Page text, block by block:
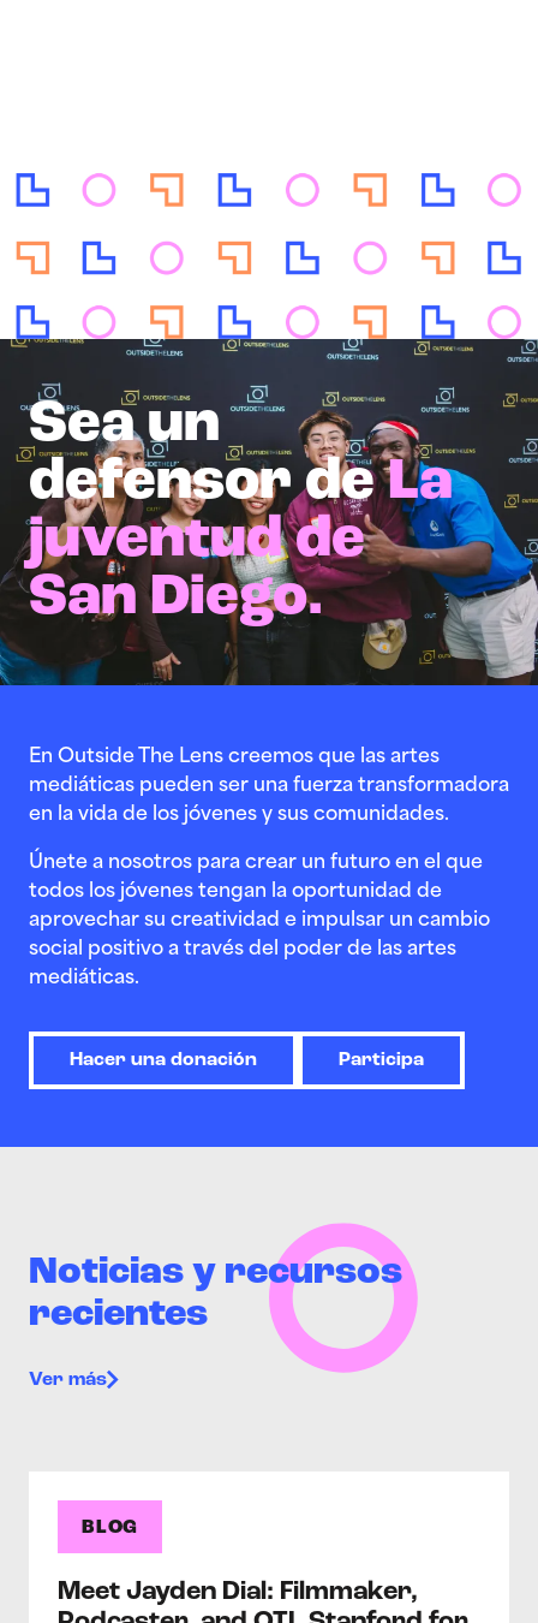
Sea un
defensor deLa
juventud de
San Diego.
En Outside The Lens creemos que las artes
mediáticas pueden ser una fuerza transformadora
en la vida de los jóvenes y sus comunidades.
Únete a nosotros para crear un futuro en el que
todos los jóvenes tengan la oportunidad de
aprovechar su creatividad e impulsar un cambio
social positivo a través del poder de las artes
mediáticas.
Hacer una donación Participa
Noticias y recursos
recientes
Ver más
BLOG
Meet Jayden Dial: Filmmaker,